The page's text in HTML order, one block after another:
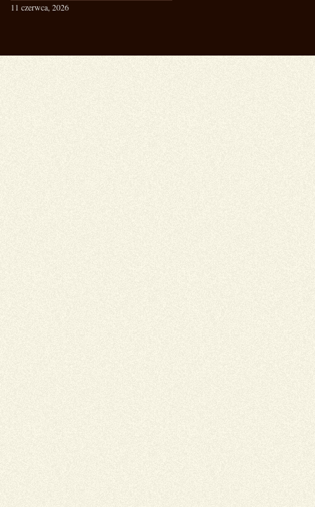
11 czerwca, 2026